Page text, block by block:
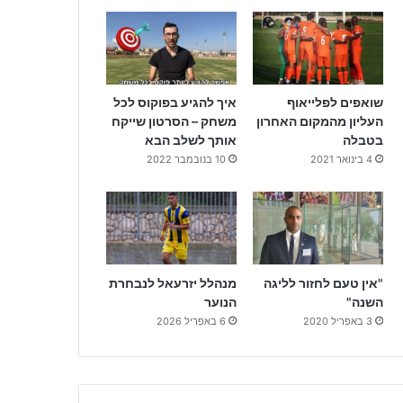
שואפים לפלייאוף
העליון מהמקום האחרון
בטבלה
4 בינואר 2021
איך להגיע בפוקוס לכל
משחק – הסרטון שייקח
אותך לשלב הבא
10 בנובמבר 2022
"אין טעם לחזור לליגה
השנה"
3 באפריל 2020
מנהלל יזרעאל לנבחרת
הנוער
6 באפריל 2026